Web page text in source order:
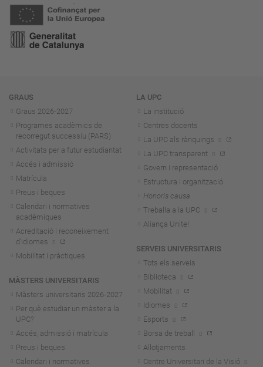
Navegació
GRAUS
Graus 2026-2027
Programes acadèmics de
recorregut successiu (PARS)
Activitats per a futur estudiantat
Accés i admissió
Matrícula
Preus i beques
Calendari i normatives
acadèmiques
Acreditació i reconeixement
d'idiomes
Mobilitat i pràctiques
MÀSTERS UNIVERSITARIS
Màsters universitaris 2026-2027
Per què estudiar un màster a la
UPC?
Accés, admissió i matrícula
Preus i beques
Calendari i normatives
LA UPC
La institució
Centres docents
La UPC als rànquings
La UPC transparent
Govern i representació
Estructura i organització
Honoris causa
Treballa a la UPC
Aliança Unite!
SERVEIS UNIVERSITARIS
Tots els serveis
Biblioteca
Mobilitat
Idiomes
Esports
Borsa de treball
Allotjaments
Centre Universitari de la Visió